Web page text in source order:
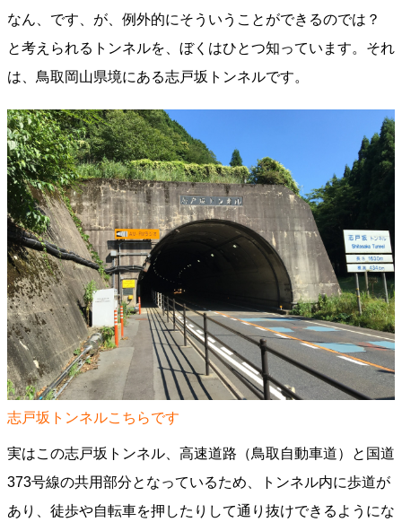
なん、です、が、例外的にそういうことができるのでは？
と考えられるトンネルを、ぼくはひとつ知っています。それ
は、鳥取岡山県境にある志戸坂トンネルです。
志戸坂トンネルこちらです
実はこの志戸坂トンネル、高速道路（鳥取自動車道）と国道
373号線の共用部分となっているため、トンネル内に歩道が
あり、徒歩や自転車を押したりして通り抜けできるようにな